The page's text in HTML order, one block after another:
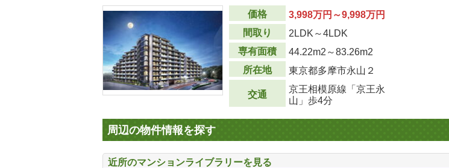
価格
3,998万円～9,998万円
間取り
2LDK～4LDK
専有面積
44.22m2 ～83.26m2
所在地
東京都多摩市永山２
交通
京王相模原線「京王永
山」歩4分
周辺の物件情報を探す
近所のマンションライブラリーを見る